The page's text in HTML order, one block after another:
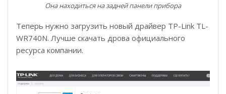
Она находиться на задней панели прибора
Теперь нужно загрузить новый драйвер TP-Link TL-
WR740N. Лучше скачать дрова официального
ресурса компании.